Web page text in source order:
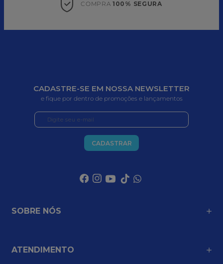
COMPRA 100% SEGURA
CADASTRE-SE EM NOSSA NEWSLETTER
e fique por dentro de promoções e lançamentos
CADASTRAR
SOBRE NÓS
ATENDIMENTO